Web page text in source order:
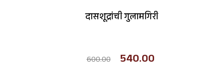
दासशूद्रांची गुलामगिरी
600.00 540.00